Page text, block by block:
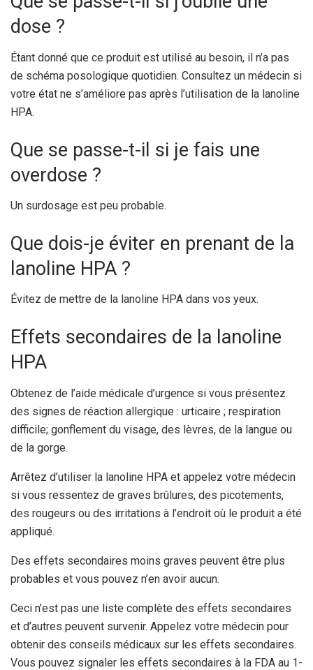
dose ?
Étant donné que ce produit est utilisé au besoin, il n’a pas
de schéma posologique quotidien. Consultez un médecin si
votre état ne s’améliore pas après l’utilisation de la lanoline
HPA.
Que se passe-t-il si je fais une
overdose ?
Un surdosage est peu probable.
Que dois-je éviter en prenant de la
lanoline HPA ?
Évitez de mettre de la lanoline HPA dans vos yeux.
Effets secondaires de la lanoline
HPA
Obtenez de l’aide médicale d’urgence si vous présentez
des signes de réaction allergique : urticaire ; respiration
difficile; gonflement du visage, des lèvres, de la langue ou
de la gorge.
Arrêtez d’utiliser la lanoline HPA et appelez votre médecin
si vous ressentez de graves brûlures, des picotements,
des rougeurs ou des irritations à l’endroit où le produit a été
appliqué.
Des effets secondaires moins graves peuvent être plus
probables et vous pouvez n’en avoir aucun.
Ceci n’est pas une liste complète des effets secondaires
et d’autres peuvent survenir. Appelez votre médecin pour
obtenir des conseils médicaux sur les effets secondaires.
Vous pouvez signaler les effets secondaires à la FDA au 1-